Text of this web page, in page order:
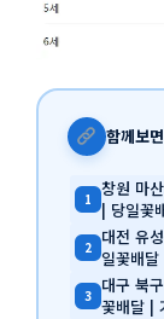
함께보
1 창원 마
| 당일꽃
2 대전 유
일꽃배
3 대구 북
꽃배달 |